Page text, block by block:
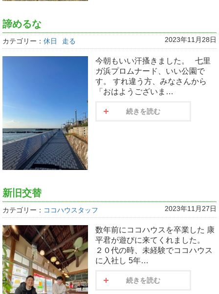
諦めるな
カテゴリー： 休日 走る 2023年11月28日
今朝もいい汗搔きました。 七里
ガ浜プロムナード、いい公園で
す。 すれ違う方、みなさんから
「おはようございま…
続きを読む
新旧交替
カテゴリー： ココハウスタッフ 2023年11月27日
数年前にココハウスを卒業した 康
平君が遊びに来てくれました。
２０代の時、未経験でココハウス
に入社し 5年…
続きを読む